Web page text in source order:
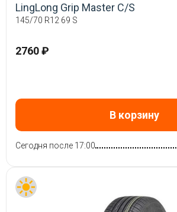
LingLong Grip Master C/S
145/70 R12 69 S
2760 ₽
В корзину
Сегодня после 17:00